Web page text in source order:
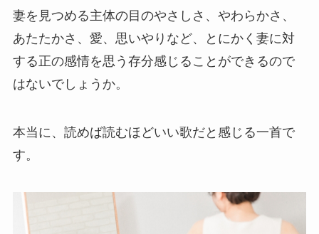
妻を見つめる主体の目のやさしさ、やわらかさ、
あたたかさ、愛、思いやりなど、とにかく妻に対
する正の感情を思う存分感じることができるので
はないでしょうか。
本当に、読めば読むほどいい歌だと感じる一首で
す。